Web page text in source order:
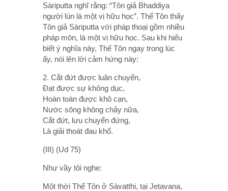
Sàriputta nghĩ rằng: “Tôn giả Bhaddiya
người lùn là một vị hữu học”. Thế Tôn thấy
Tôn giả Sàriputta với pháp thoại gồm nhiều
pháp môn, là một vị hữu học. Sau khi hiểu
biết ý nghĩa này, Thế Tôn ngay trong lúc
ấy, nói lên lời cảm hứng này:
2. Cắt đứt được luân chuyển,
Ðạt được sự không dục,
Hoàn toàn được khô cạn,
Nước sông không chảy nữa,
Cắt đứt, lưu chuyển đứng,
Là giải thoát đau khổ.
(III) (Ud 75)
Như vầy tôi nghe:
Một thời Thế Tôn ở Sàvatthi, tại Jetavana,